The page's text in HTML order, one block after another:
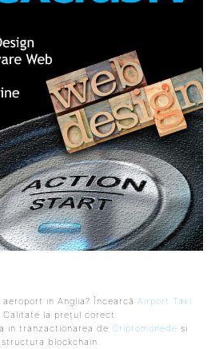
in Anglia? Încearcă Airport Taxi
Calitate la prețul corect.
in tranzactionarea de Criptomonede si
blockchain.